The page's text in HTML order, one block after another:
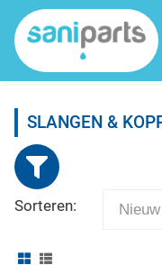
SLANGEN &
Sorteren: Nieuw